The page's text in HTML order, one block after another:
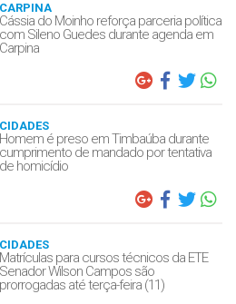
CARPINA
Cássia do Moinho reforça parceria política
com Sileno Guedes durante agenda em
Carpina
CIDADES
Homem é preso em Timbaúba durante
cumprimento de mandado por tentativa
de homicídio
CIDADES
Matrículas para cursos técnicos da ETE
Senador Wilson Campos são
prorrogadas até terça-feira (11)